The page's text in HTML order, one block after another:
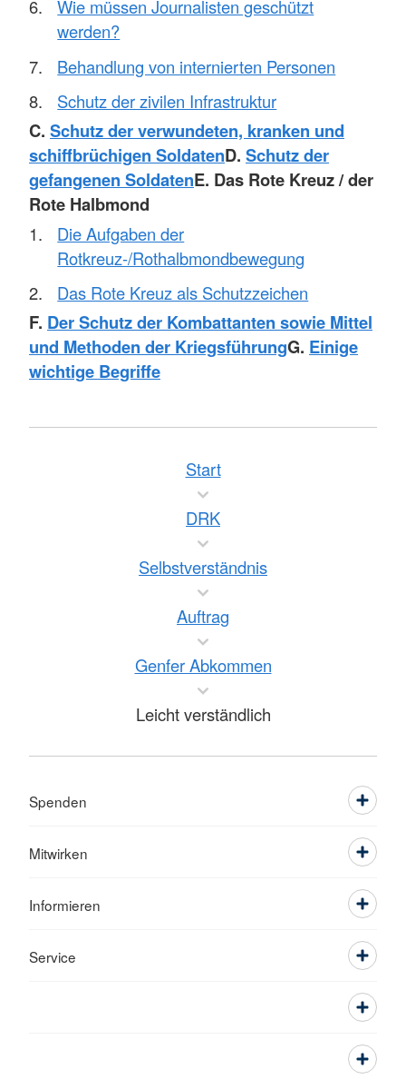
Wie müssen Journalisten geschützt
werden?
Behandlung von internierten Personen
Schutz der zivilen Infrastruktur
C. Schutz der verwundeten, kranken und
schiffbrüchigen SoldatenD. Schutz der
gefangenen SoldatenE. Das Rote Kreuz / der
Rote Halbmond
Die Aufgaben der
Rotkreuz-/Rothalbmondbewegung
Das Rote Kreuz als Schutzzeichen
F. Der Schutz der Kombattanten sowie Mittel
und Methoden der KriegsführungG. Einige
wichtige Begriffe
Start
DRK
Selbstverständnis
Auftrag
Genfer Abkommen
Leicht verständlich
Spenden
Mitwirken
Informieren
Service